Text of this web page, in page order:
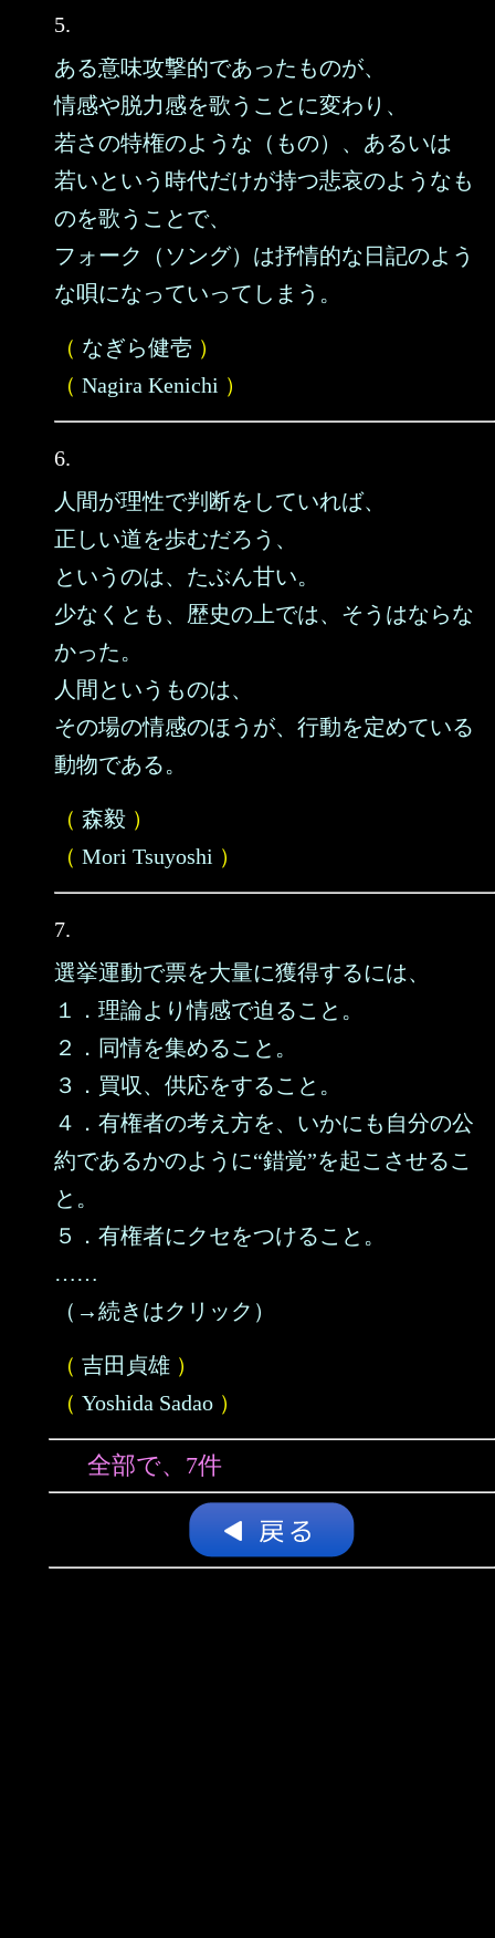
5.
ある意味攻撃的であったものが、
情感や脱力感を歌うことに変わり、
若さの特権のような（もの）、あるいは
若いという時代だけが持つ悲哀のようなも
のを歌うことで、
フォーク（ソング）は抒情的な日記のよう
な唄になっていってしまう。
（ なぎら健壱 ）
（ Nagira Kenichi ）
6.
人間が理性で判断をしていれば、
正しい道を歩むだろう、
というのは、たぶん甘い。
少なくとも、歴史の上では、そうはならな
かった。
人間というものは、
その場の情感のほうが、行動を定めている
動物である。
（ 森毅 ）
（ Mori Tsuyoshi ）
7.
選挙運動で票を大量に獲得するには、
１．理論より情感で迫ること。
２．同情を集めること。
３．買収、供応をすること。
４．有権者の考え方を、いかにも自分の公
約であるかのように“錯覚”を起こさせるこ
と。
５．有権者にクセをつけること。
……
（→続きはクリック）
（ 吉田貞雄 ）
（ Yoshida Sadao ）
全部で、7件